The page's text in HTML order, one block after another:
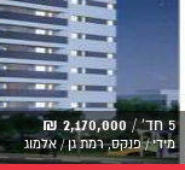
5 חד' / 2,170,000 ₪
מידי / פנקס, רמת גן / אלמוג